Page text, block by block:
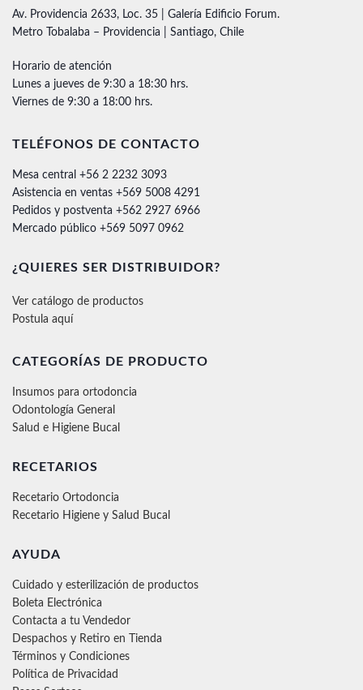
Av. Providencia 2633, Loc. 35 | Galería Edificio Forum.
Metro Tobalaba – Providencia | Santiago, Chile
Horario de atención
Lunes a jueves de 9:30 a 18:30 hrs.
Viernes de 9:30 a 18:00 hrs.
TELÉFONOS DE CONTACTO
Mesa central +56 2 2232 3093
Asistencia en ventas +569 5008 4291
Pedidos y postventa +562 2927 6966
Mercado público +569 5097 0962
¿QUIERES SER DISTRIBUIDOR?
Ver catálogo de productos
Postula aquí
CATEGORÍAS DE PRODUCTO
Insumos para ortodoncia
Odontología General
Salud e Higiene Bucal
RECETARIOS
Recetario Ortodoncia
Recetario Higiene y Salud Bucal
AYUDA
Cuidado y esterilización de productos
Boleta Electrónica
Contacta a tu Vendedor
Despachos y Retiro en Tienda
Términos y Condiciones
Política de Privacidad